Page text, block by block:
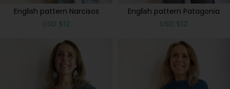
English pattern Narcisos
USD $12
English pattern Patagonia
USD $12